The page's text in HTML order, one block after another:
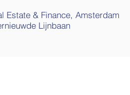
Estate & Finance, Amsterdam
Lijnbaan